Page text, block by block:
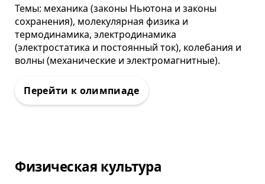
Темы: механика (законы Ньютона и законы
сохранения), молекулярная физика и
термодинамика, электродинамика
(электростатика и постоянный ток), колебания и
волны (механические и электромагнитные).
Олимпиада
Физическая культура